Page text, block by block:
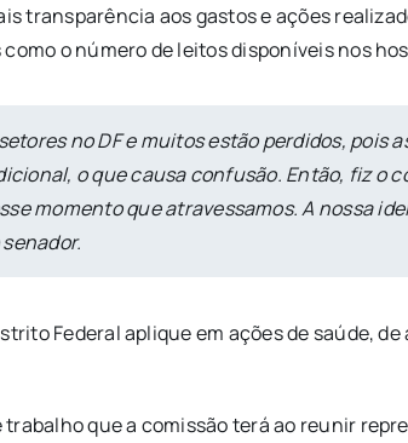
transparência aos gastos e ações
o número de leitos disponíveis nos
no DF e muitos estão perdidos,
o que causa confusão. Então, fiz o
momento que atravessamos. A nossa
Federal aplique em ações de saúde,
que a comissão terá ao reunir